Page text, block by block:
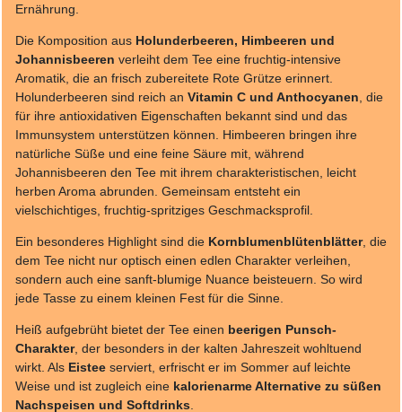
Ernährung.
Die Komposition aus Holunderbeeren, Himbeeren und
Johannisbeeren verleiht dem Tee eine fruchtig-intensive
Aromatik, die an frisch zubereitete Rote Grütze erinnert.
Holunderbeeren sind reich an Vitamin C und Anthocyanen , die
für ihre antioxidativen Eigenschaften bekannt sind und das
Immunsystem unterstützen können. Himbeeren bringen ihre
natürliche Süße und eine feine Säure mit, während
Johannisbeeren den Tee mit ihrem charakteristischen, leicht
herben Aroma abrunden. Gemeinsam entsteht ein
vielschichtiges, fruchtig-spritziges Geschmacksprofil.
Ein besonderes Highlight sind die Kornblumenblütenblätter, die
dem Tee nicht nur optisch einen edlen Charakter verleihen,
sondern auch eine sanft-blumige Nuance beisteuern. So wird
jede Tasse zu einem kleinen Fest für die Sinne.
Heiß aufgebrüht bietet der Tee einen beerigen Punsch-
Charakter, der besonders in der kalten Jahreszeit wohltuend
wirkt. Als Eistee serviert, erfrischt er im Sommer auf leichte
Weise und ist zugleich eine kalorienarme Alternative zu süßen
Nachspeisen und Softdrinks